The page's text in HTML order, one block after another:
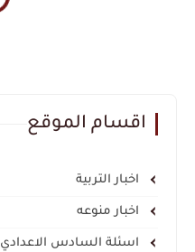
اقسام الموقع
اخبار التربية
اخبار منوعه
اسئلة السادس الاعدادي